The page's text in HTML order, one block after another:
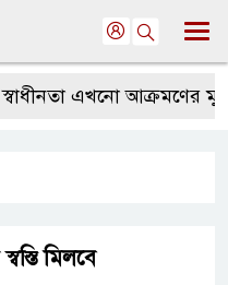
এখনো আক্রমণের মুখে:
মিলবে